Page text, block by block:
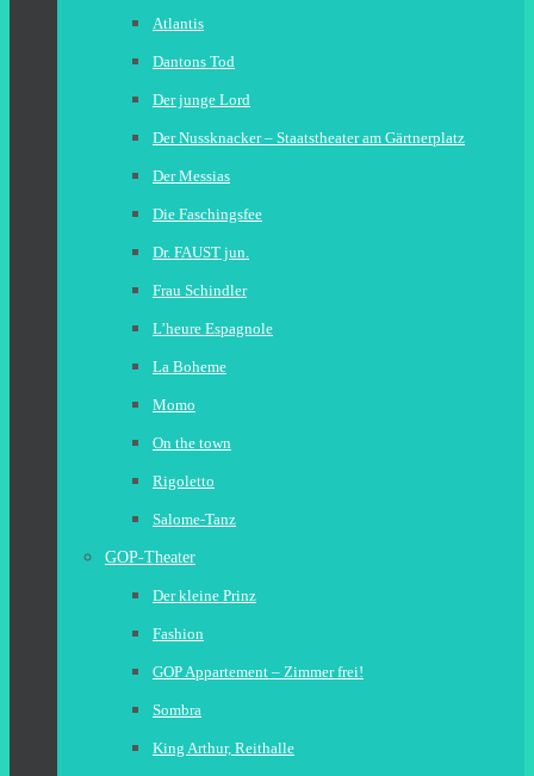
Atlantis
Dantons Tod
Der junge Lord
Der Nussknacker – Staatstheater am Gärtnerplatz
Der Messias
Die Faschingsfee
Dr. FAUST jun.
Frau Schindler
L’heure Espagnole
La Boheme
Momo
On the town
Rigoletto
Salome-Tanz
GOP-Theater
Der kleine Prinz
Fashion
GOP Appartement – Zimmer frei!
Sombra
King Arthur, Reithalle